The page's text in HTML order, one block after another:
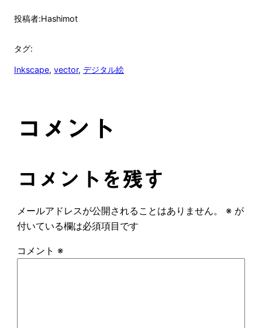
投稿者:Hashimot
タグ:
Inkscape, vector, デジタル絵
コメント
コメントを残す
メールアドレスが公開されることはありません。 ※が
付いている欄は必須項目です
コメント ※